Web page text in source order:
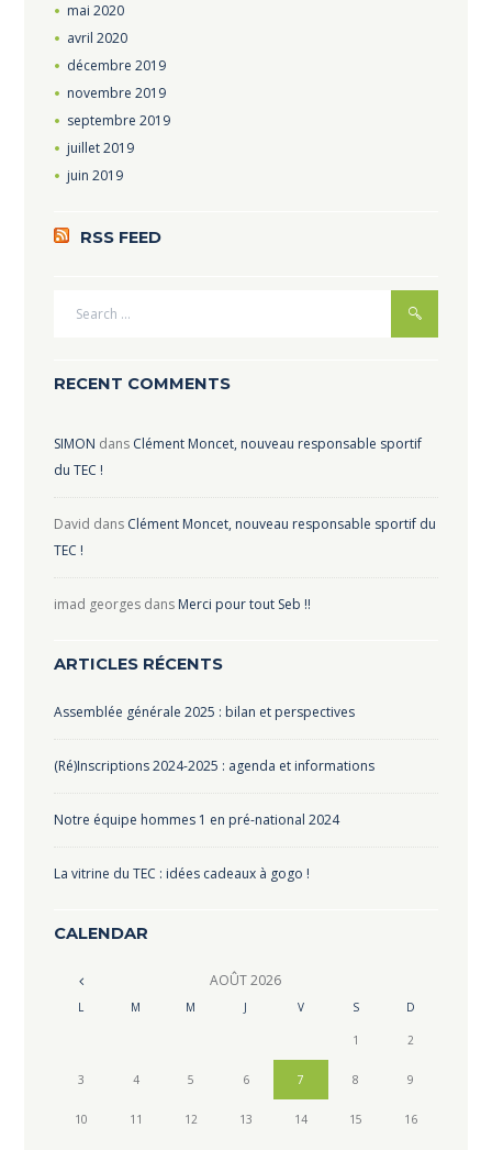
mai 2020
avril 2020
décembre 2019
novembre 2019
septembre 2019
juillet2019
juin 2019
RSS FEED
RECENT COMMENTS
SIMON dans Clément Moncet, nouveau responsable sportif
du TEC !
David dans Clément Moncet, nouveau responsable sportif du
TEC !
imad georgesdans Merci pour tout Seb !!
ARTICLES RÉCENTS
Assemblée générale 2025 : bilan et perspectives
(Ré)Inscriptions 2024-2025 : agenda et informations
Notre équipe hommes 1 en pré-national 2024
La vitrine du TEC : idées cadeaux à gogo !
CALENDAR
AOÛT2026
L M M J V S D
1 2
3 4 5 6 7 8 9
10 11 12 13 14 15 16